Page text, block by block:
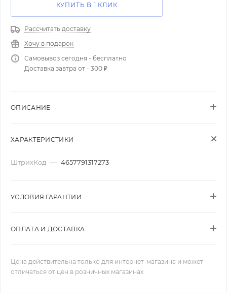
КУПИТЬ В 1 КЛИК
Рассчитать доставку
Хочу в подарок
Самовывоз сегодня - бесплатно
Доставка завтра от - 300 ₽
ОПИСАНИЕ
ХАРАКТЕРИСТИКИ
ШтрихКод — 4657791317273
УСЛОВИЯ ГАРАНТИИ
ОПЛАТА И ДОСТАВКА
Цена действительна только для интернет-магазина и может
отличаться от цен в розничных магазинах